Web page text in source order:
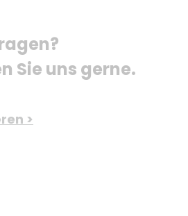
Sie uns gerne.
>